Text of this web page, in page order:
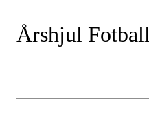
Årshjul Fotball